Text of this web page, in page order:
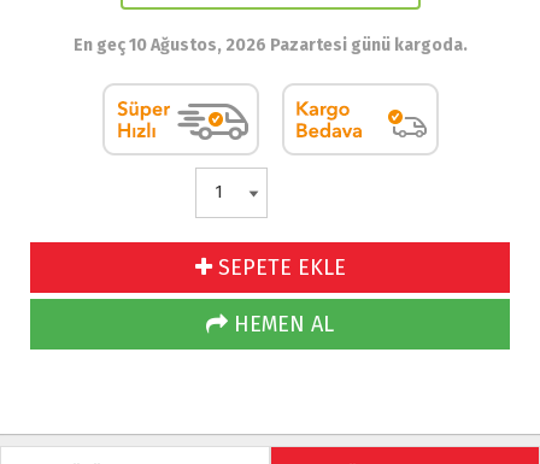
En geç 10 Ağustos, 2026 Pazartesi günü kargoda.
SEPETE EKLE
HEMEN AL